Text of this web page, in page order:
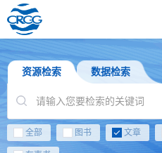
资源检索 数据检索
全部 图书 文章